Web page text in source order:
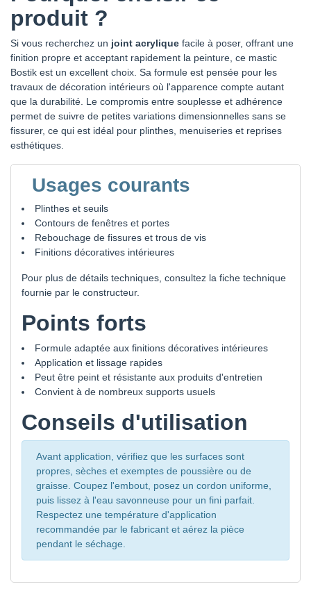
produit ?
Si vous recherchez un joint acrylique facile à poser, offrant une
finition propre et acceptant rapidement la peinture, ce mastic
Bostik est un excellent choix. Sa formule est pensée pour les
travaux de décoration intérieurs où l'apparence compte autant
que la durabilité. Le compromis entre souplesse et adhérence
permet de suivre de petites variations dimensionnelles sans se
fissurer, ce qui est idéal pour plinthes, menuiseries et reprises
esthétiques.
Usages courants
Plinthes et seuils
Contours de fenêtres et portes
Rebouchage de fissures et trous de vis
Finitions décoratives intérieures
Pour plus de détails techniques, consultez la fiche technique
fournie par le constructeur.
Points forts
Formule adaptée aux finitions décoratives intérieures
Application et lissage rapides
Peut être peint et résistante aux produits d'entretien
Convient à de nombreux supports usuels
Conseils d'utilisation
Avant application, vérifiez que les surfaces sont
propres, sèches et exemptes de poussière ou de
graisse. Coupez l'embout, posez un cordon uniforme,
puis lissez à l'eau savonneuse pour un fini parfait.
Respectez une température d'application
recommandée par le fabricant et aérez la pièce
pendant le séchage.